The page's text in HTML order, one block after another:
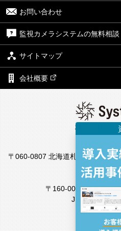
お問い合わせ
監視カメラシステムの無料相談
サイトマップ
会社概要
株式会社シス
〒060-0807 北海道札幌市北区北7
F
東京
〒160-0022 東京都新
JR新宿ミライ